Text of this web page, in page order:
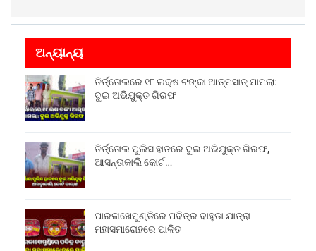
ଅନ୍ୟାନ୍ୟ
ତିର୍ତ୍ତୋଲରେ ୧୮ ଲକ୍ଷ ଟଙ୍କା ଆତ୍ମସାତ୍ ମାମଲା:
ଦୁଇ ଅଭିଯୁକ୍ତ ଗିରଫ
ତିର୍ତ୍ତୋଲ ପୁଲିସ ହାତରେ ଦୁଇ ଅଭିଯୁକ୍ତ ଗିରଫ,
ଆସନ୍ତାକାଲି କୋର୍ଟ…
ପାରଳାଖେମୁଣ୍ଡିରେ ପବିତ୍ର ବାହୁଡା ଯାତ୍ରା
ମହାସମାରୋହରେ ପାଳିତ